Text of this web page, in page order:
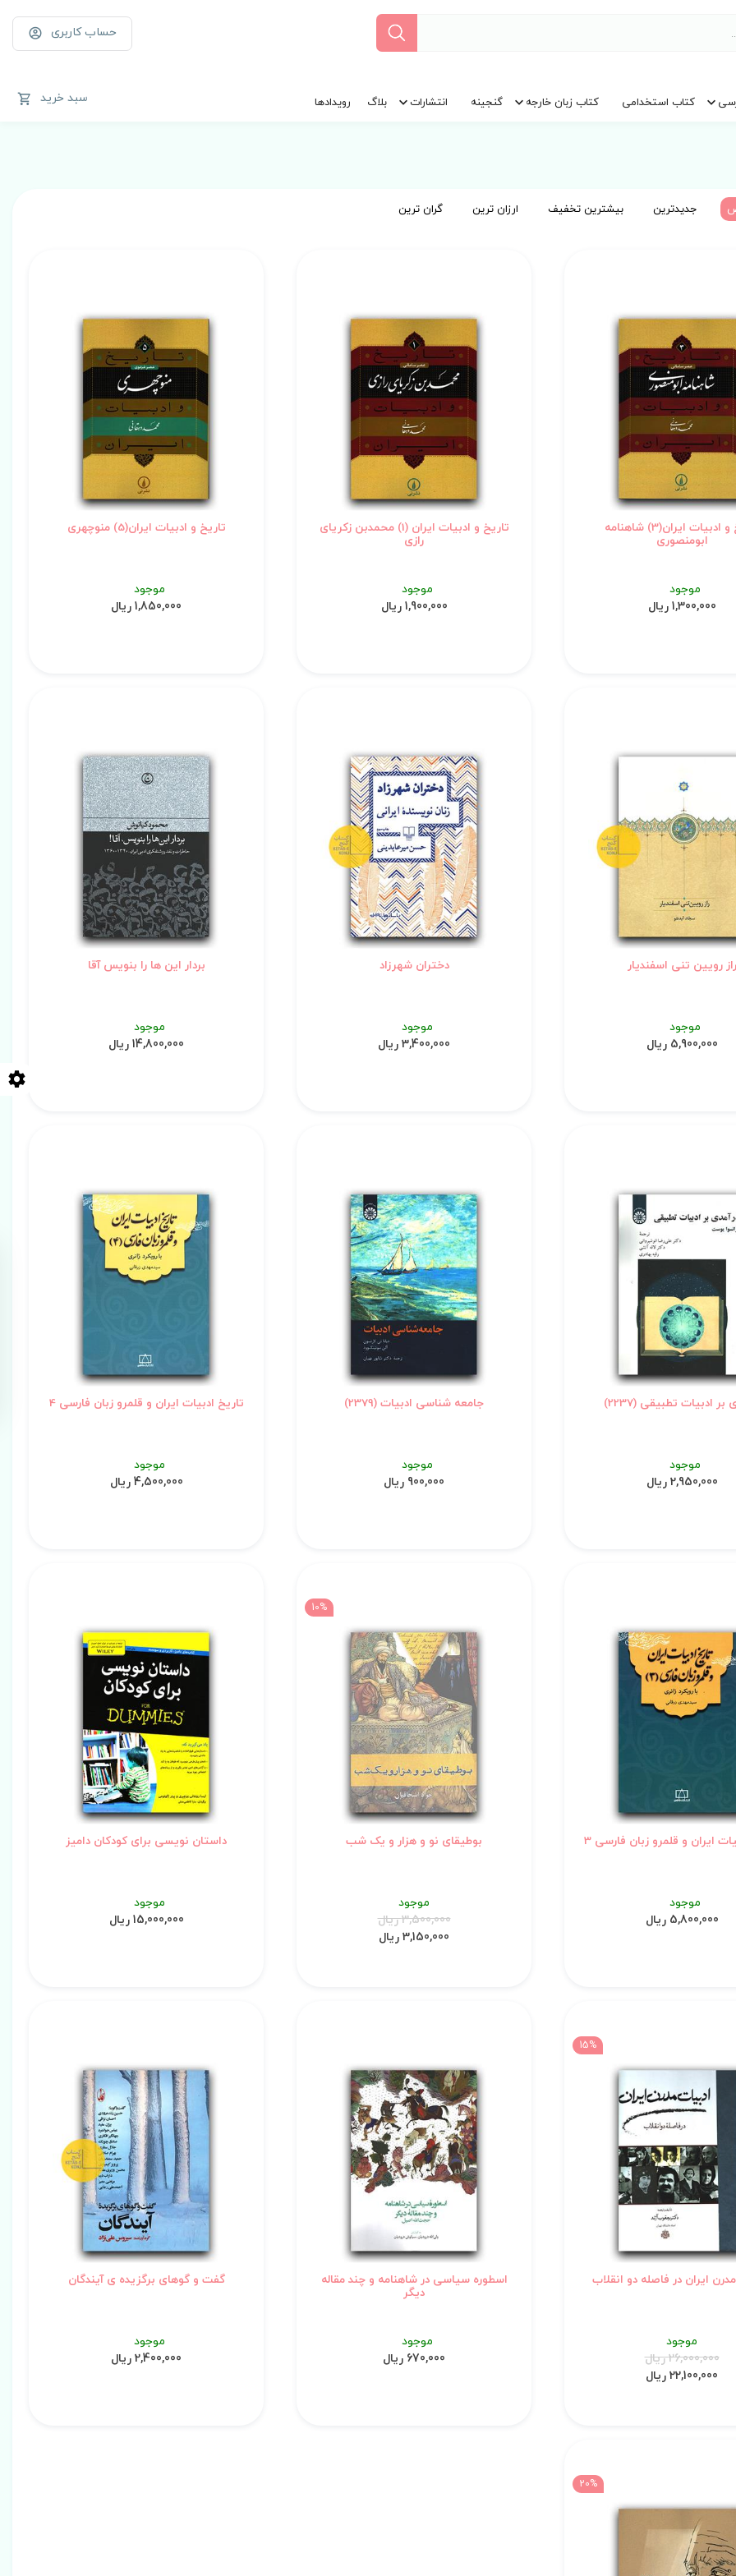
حساب کاربری
کتاب استخدامی کتاب زبان خارجه گنجینه انتشارات بلاگ رویدادها سبد خرید
جدیدترین بیشترین تخفیف ارزان ترین گران ترین
تاریخ و ادبیات ایران(3) شاهنامه
ابومنصوری
موجود
1,300,000 ریال
تاریخ و ادبیات ایران (1) محمدبن زکریای
رازی
موجود
1,900,000 ریال
تاریخ و ادبیات ایران(5) منوچهری
موجود
1,850,000 ریال
راز رویین تنی اسفندیار
موجود
5,900,000 ریال
دختران شهرزاد
موجود
3,400,000 ریال
بردار این ها را بنویس آقا
موجود
14,800,000 ریال
بر ادبیات تطبیقی (2237)
موجود
2,950,000 ریال
جامعه شناسی ادبیات (2379)
موجود
900,000 ریال
تاریخ ادبیات ایران و قلمرو زبان فارسی 4
موجود
4,500,000 ریال
ایران و قلمرو زبان فارسی 3
موجود
5,800,000 ریال
10%
بوطیقای نو و هزار و یک شب
موجود
3,500,000 ریال
3,150,000 ریال
داستان نویسی برای کودکان دامیز
موجود
15,000,000 ریال
15%
ایران در فاصله دو انقلاب
موجود
26,000,000 ریال
22,100,000 ریال
اسطوره سیاسی در شاهنامه و چند مقاله
دیگر
موجود
670,000 ریال
گفت و گوهای برگزیده ی آیندگان
موجود
2,400,000 ریال
20%